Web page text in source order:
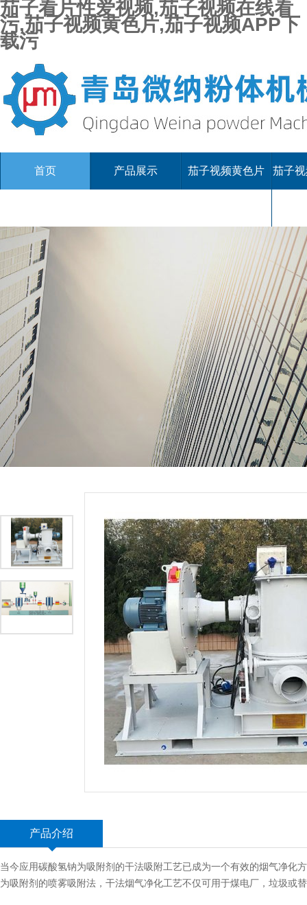
茄子看片性爱视频,茄子视频在线看
污,茄子视频黄色片,茄子视频APP下
载污
首页 产品展示 茄子视频黄色片 茄子
超微茄子视频在线看污
产品介绍
当今应用碳酸氢钠为吸附剂的干法吸附工艺已成为一个有效的烟气净化方法
为吸附剂的喷雾吸附法，干法烟气净化工艺不仅可用于煤电厂，垃圾或替代